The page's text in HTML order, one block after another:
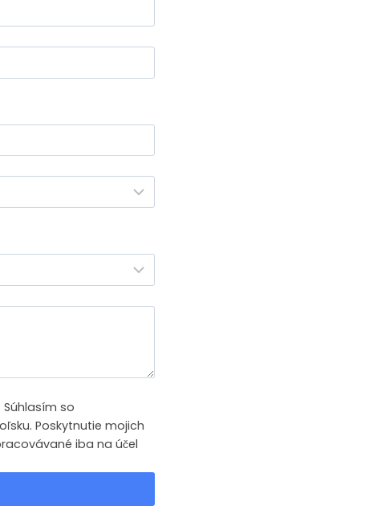
so
Poskytnutie mojich
iba na účel